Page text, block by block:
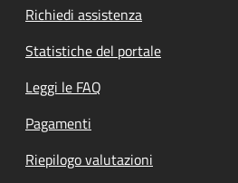
Richiedi assistenza
Statistiche del portale
Leggi le FAQ
Pagamenti
Riepilogo valutazioni